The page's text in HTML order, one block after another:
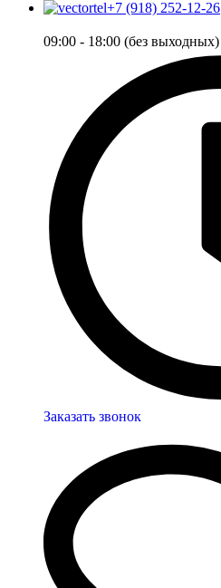
+7 (918) 252-12-26
09:00 - 18:00 (без выходных)
Заказать звонок